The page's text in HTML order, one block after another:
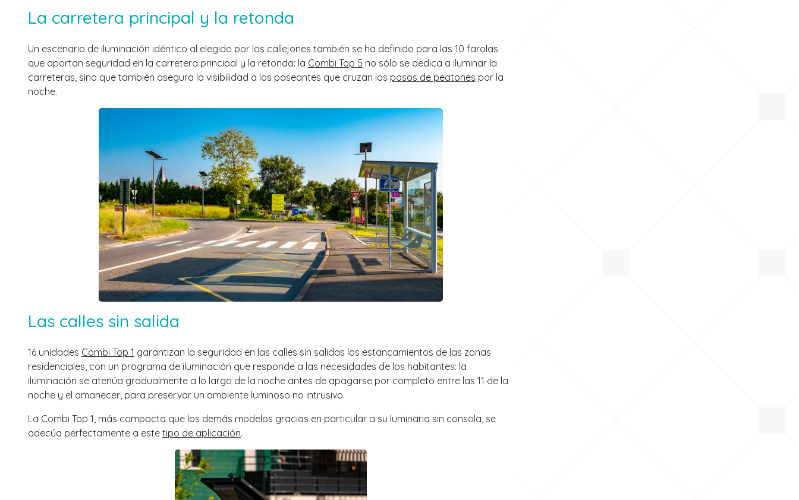
La carretera principal y la retonda
Un escenario de iluminación idéntico al elegido por los callejones también se ha definido para las 10 farolas
que aportan seguridad en la carretera principal y la retonda: la Combi Top 5 no sólo se dedica a iluminar la
carreteras, sino que también asegura la visibilidad a los paseantes que cruzan los pasos de peatones por la
noche.
Las calles sin salida
16 unidades Combi Top 1 garantizan la seguridad en las calles sin salidas los estancamientos de las zonas
residenciales, con un programa de iluminación que responde a las necesidades de los habitantes: la
iluminación se atenúa gradualmente a lo largo de la noche antes de apagarse por completo entre las 11 de la
noche y el amanecer, para preservar un ambiente luminoso no intrusivo.
La Combi Top 1, más compacta que los demás modelos gracias en particular a su luminaria sin consola, se
adecúa perfectamente a este tipo de aplicación.